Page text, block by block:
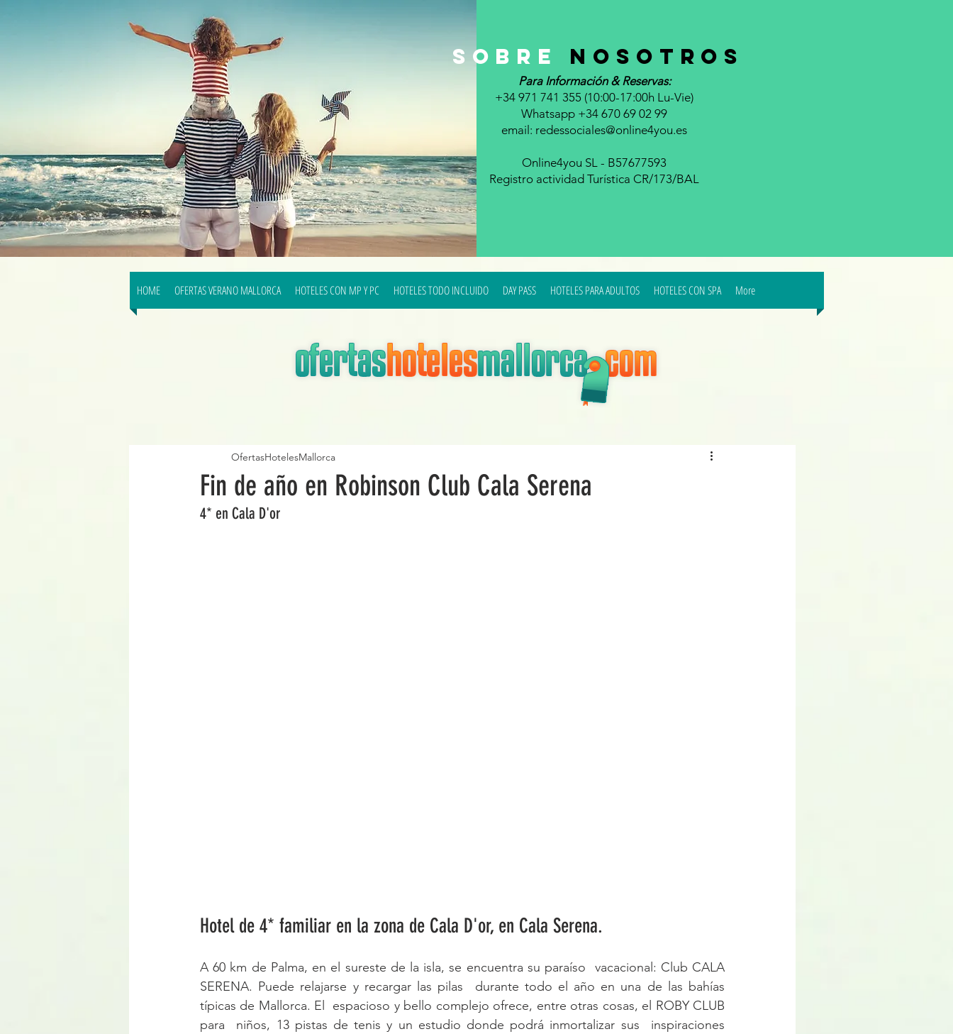
sobre nosotros
Para Información & Reservas:
+34 971 741 355 (10:00-17:00h Lu-Vie)
Whatsapp +34 670 69 02 99
email: redessociales@online4you.es
Online4you SL - B57677593
Registro actividad Turística CR/173/BAL
Fin de año en Robinson Club Cala Serena
OfertasHotelesMallorca
4* en Cala D'or
Hotel de 4* familiar en la zona de Cala D'or, en Cala Serena.
A 60 km de Palma, en el sureste de la isla, se encuentra su paraíso  vacacional: Club CALA
SERENA. Puede relajarse y recargar las pilas  durante todo el año en una de las bahías
típicas de Mallorca. El  espacioso y bello complejo ofrece, entre otras cosas, el ROBY CLUB
para  niños, 13 pistas de tenis y un estudio donde podrá inmortalizar sus  inspiraciones
HOME OFERTAS VERANO MALLORCA HOTELES CON MP Y PC HOTELES TODO INCLUIDO DAY PASS HOTELES PARA ADULTOS HOTELES CON SPA More